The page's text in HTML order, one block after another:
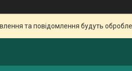
та повідомлення будуть